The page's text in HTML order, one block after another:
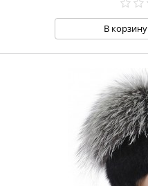
В корзину